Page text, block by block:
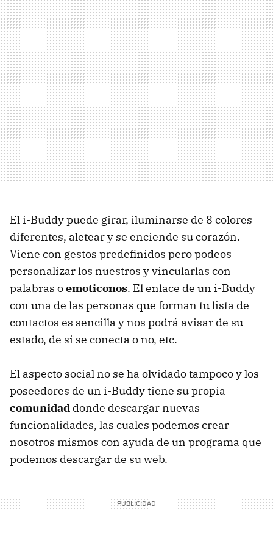
El i-Buddy puede girar, iluminarse de 8 colores
diferentes, aletear y se enciende su corazón.
Viene con gestos predefinidos pero podeos
personalizar los nuestros y vincularlas con
palabras oemoticonos. El enlace de un i-Buddy
con una de las personas que forman tu lista de
contactos es sencilla y nos podrá avisar de su
estado, de si se conecta o no, etc.
El aspecto social no se ha olvidado tampoco y los
poseedores de un i-Buddy tiene su propia
comunidad donde descargar nuevas
funcionalidades, las cuales podemos crear
nosotros mismos con ayuda de un programa que
podemos descargar de su web.